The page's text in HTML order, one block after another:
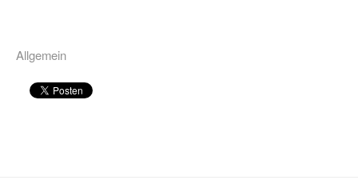
Allgemein